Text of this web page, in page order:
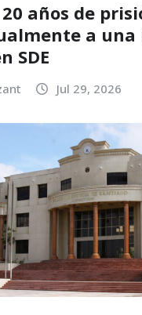
años de
a una
SDE
Jul 29, 2026